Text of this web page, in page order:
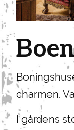
charmen.
I gårdens